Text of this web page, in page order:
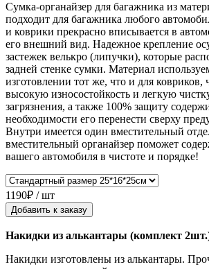
Сумка-органайзер для багажника из
подходит для багажника любого
и коврики прекрасно вписывается в
его внешний вид. Надежное крепление
застежек велькро (липучки), которые
задней стенке сумки. Материал
изготовлении тот же, что и для ковриков,
высокую износостойкость и легкую
загрязнения, а также 100% защиту
необходимости его перенести сверху
Внутри имеется один вместительный
вместительный органайзер поможет
вашего автомобиля в чистоте и порядке!
1190₽ / шт
Добавить к заказу
Накидки из алькантары (комплект
Накидки изготовлены из алькантары.